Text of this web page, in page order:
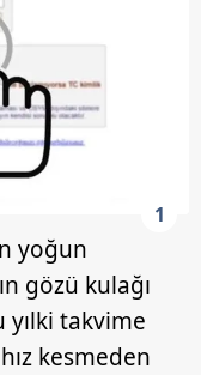
1
yoğun
gözü kulağı
yılki takvime
kesmeden